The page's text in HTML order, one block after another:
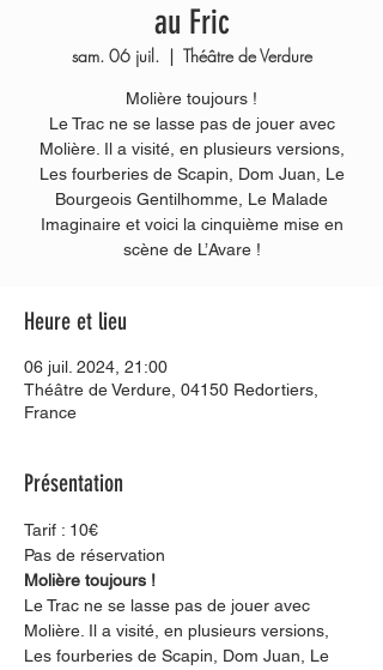
au Fric
sam. 06 juil.
  |
Théâtre de Verdure
Molière toujours !
Le Trac ne se lasse pas de jouer avec
Molière. Il a visité, en plusieurs versions,
Les fourberies de Scapin, Dom Juan, Le
Bourgeois Gentilhomme, Le Malade
Imaginaire et voici la cinquième mise en
Heure et lieu
06 juil. 2024, 21:00
Théâtre de Verdure, 04150 Redortiers,
France
Présentation
Tarif : 10€
Pas de réservation
Molière toujours !
Le Trac ne se lasse pas de jouer avec
Molière. Il a visité, en plusieurs versions,
Les fourberies de Scapin, Dom Juan, Le